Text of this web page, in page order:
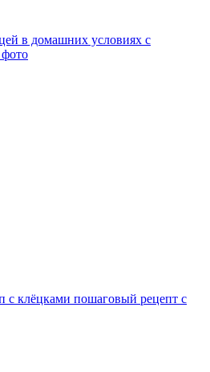
в домашних условиях с
с клёцками пошаговый рецепт с